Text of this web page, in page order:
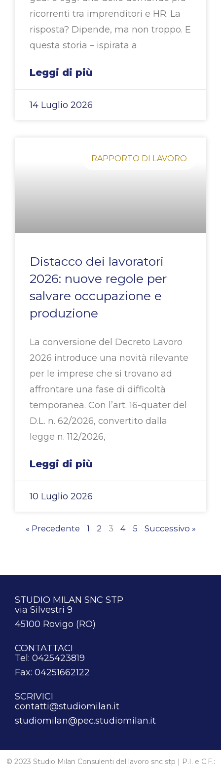
ricorrenti tra imprenditori e HR. La
risposta? Dipende, ma non troppo. E
questa storia – ispirata a
Leggi di più
14 Luglio 2026
RAPPORTO DI LAVORO
Distacco dei lavoratori
2026: nuove regole per
salvare occupazione e
produzione
La conversione del Decreto Lavoro
2026 introduce una novità rilevante
per le imprese che si trovano ad
affrontare una fase di difficoltà
temporanea. Con l’art. 16-quater del
D.L. n. 62/2026, convertito dalla
legge n. 112/2026,
Leggi di più
10 Luglio 2026
« Precedente 1 2 3 4 5 Successivo »
STUDIO MILAN SNC STP
via Silvestri 9
45100 Rovigo (RO)
CONTATTACI
Tel: 0425423819
Fax: 04251662122
SCRIVICI
contatti@studiomilan.it
studiomilan@pec.studiomilan.it
© 2023 Studio Milan Consulenti del lavoro snc stp | P.I. e C.F.: